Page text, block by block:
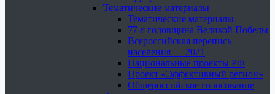
Тематические материалы
Тематические материалы
77-я годовщина Великой Победы
Всероссийская перепись
населения — 2021
Национальные проекты РФ
Проект «Эффективный регион»
Общероссийское голосование